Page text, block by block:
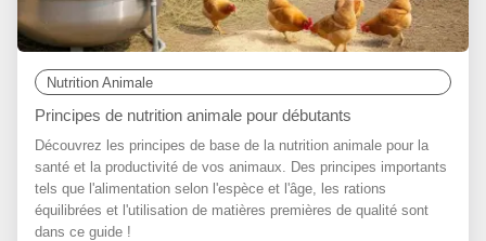
Nutrition Animale
Principes de nutrition animale pour débutants
Découvrez les principes de base de la nutrition animale pour la
santé et la productivité de vos animaux. Des principes importants
tels que l'alimentation selon l'espèce et l'âge, les rations
équilibrées et l'utilisation de matières premières de qualité sont
dans ce guide !